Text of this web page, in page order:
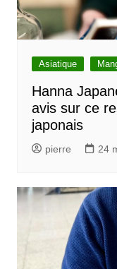
Asiatique
Hanna
avis sur ce
japonais
pierre 24